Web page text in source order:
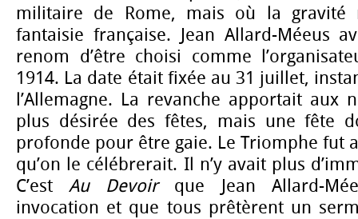
militaire de Rome, mais où la gravité
fantaisie française. Jean Allard-Méeus
renom d’être choisi comme
1914. La date était fixée au 31 juillet,
l’Allemagne. La revanche apportait aux
plus désirée des fêtes, mais une fête
profonde pour être gaie. Le Triomphe fut
qu’on le célébrerait. Il n’y avait plus
C’estAu Devoir que Jean Allard-
invocation et que tous prêtèrent un